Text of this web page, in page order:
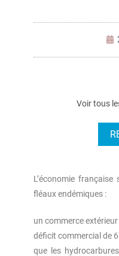
Voir tous
L’économie
fléaux endémiques :
un commerce
déficit commercial de
que les